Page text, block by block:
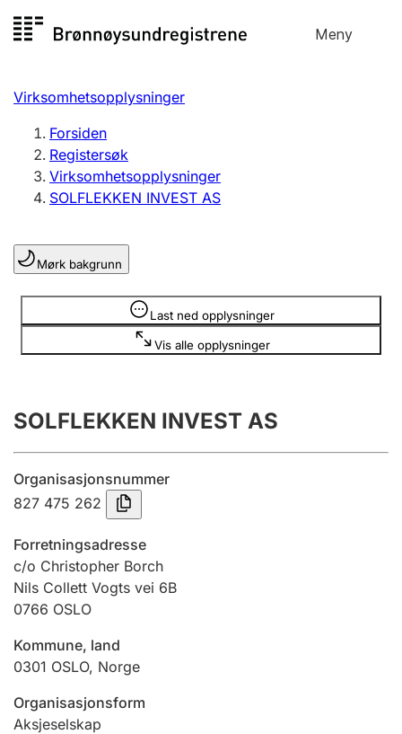
til
Meny
Registersøk
Aksjeselskap
Enkeltpersonforetak
Registrere, endre, slette
Lag og forening
Registrere, endre, slette
Årsregnskap
Innsending og forsinkelsesgebyr
Jeger
Betaling og jegeravgiftskort
Ektepaktveileder
Virksomhetsopplysninger
Forsiden
Registersøk
Virksomhetsopplysninger
SOLFLEKKEN INVEST AS
Mørk bakgrunn
Last ned opplysninger
Vis alle opplysninger
Opplysninger er skjult
SOLFLEKKEN INVEST AS
Organisasjonsnummer
827 475 262
Forretningsadresse
c/o Christopher Borch
Nils Collett Vogts vei 6B
0766 OSLO
Kommune, land
0301 OSLO, Norge
Organisasjonsform
Aksjeselskap